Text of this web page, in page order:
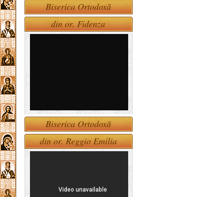
Biserica Ortodoxă
din or. Fidenza
Biserica Ortodoxă
din or. Reggio Emilia